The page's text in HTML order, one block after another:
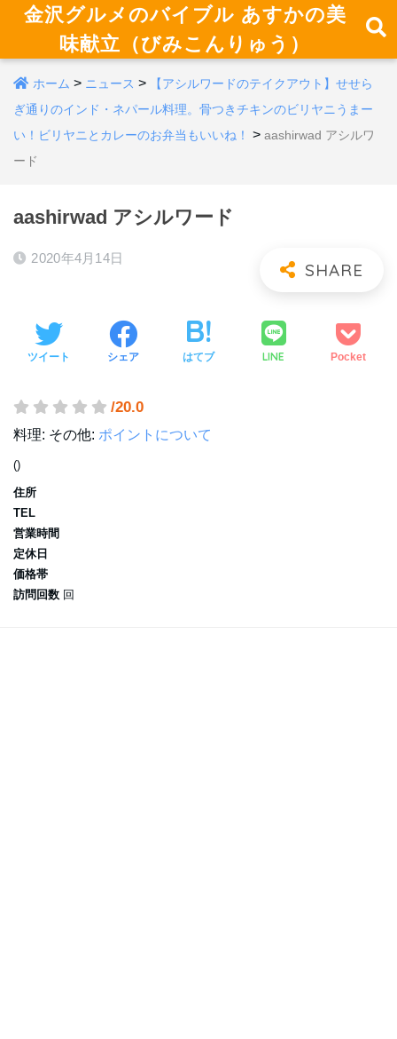
金沢グルメのバイブル あすかの美
味献立（びみこんりゅう）
ホーム > ニュース >
【アシルワードのテイクアウト】せせら
ぎ通りのインド・ネパール料理。骨つきチキンのビリヤニうまー
い！ビリヤニとカレーのお弁当もいいね！
> aashirwad アシルワ
ード
aashirwad アシルワード
2020年4月14日
ツイート シェア はてブ LINE Pocket
/20.0
料理: その他: ポイントについて
()
住所
TEL
営業時間
定休日
価格帯
訪問回数 回